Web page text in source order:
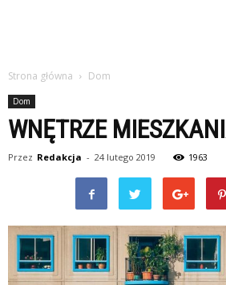
Strona główna Dom
Dom
WNĘTRZE
Przez Redakcja - 24 lutego 2019 1963